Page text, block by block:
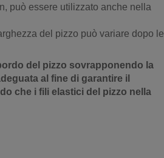
può essere utilizzato anche nella
del pizzo può variare dopo le
del pizzo sovrapponendo la
al fine di garantire il
che i fili elastici del pizzo nella